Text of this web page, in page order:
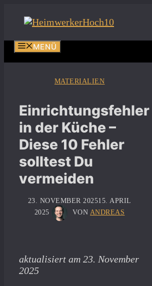
Inhalt
MENÜ
MATERIALIEN
Einrichtungsfehler
in der Küche –
Diese 10 Fehler
solltest Du
vermeiden
23. NOVEMBER 202515. APRIL
2025
VON ANDREAS
aktualisiert am 23. November
2025